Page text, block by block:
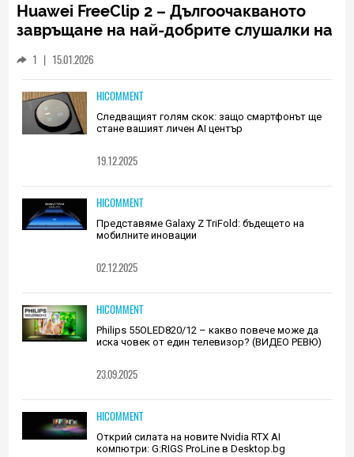
Huawei FreeClip 2 – Дългоочакваното
завръщане на най-добрите слушалки на
1 | 15.01.2026
HICOMMENT
Следващият голям скок: защо смартфонът ще
стане вашият личен AI център
19.12.2025
HICOMMENT
Представяме Galaxy Z TriFold: бъдещето на
мобилните иновации
02.12.2025
HICOMMENT
Philips 55OLED820/12 – какво повече може да
иска човек от един телевизор? (ВИДЕО РЕВЮ)
23.09.2025
HICOMMENT
Открий силата на новите Nvidia RTX AI
компютри: G:RIGS ProLine в Desktop.bg